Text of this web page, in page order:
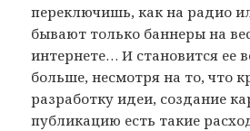
переключишь, как на радио
бывают только баннеры на
интернете… И становится ее
больше, несмотря на то, что
разработку идеи, создание
публикацию есть такие